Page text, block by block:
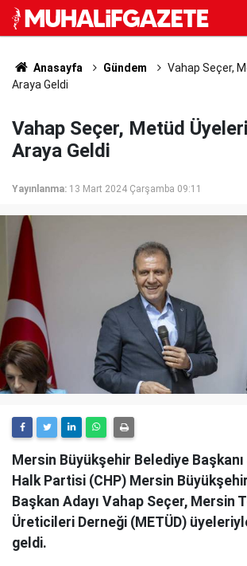
Anasayfa Gündem
Vahap Seçer,
Araya Geldi
Vahap Seçer, Metüd
Araya Geldi
Yayınlanma: 13 Mart 2024 Çarşamba 09:11
Mersin Büyükşehir Belediye
Halk Partisi (CHP) Mersin
Başkan Adayı Vahap Seçer, Mersin
Üreticileri Derneği (METÜD)
geldi.